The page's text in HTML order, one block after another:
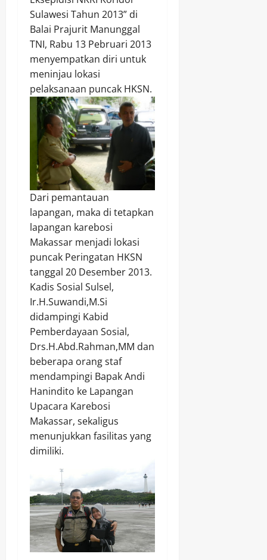
Sulawesi Tahun 2013” di
Balai Prajurit Manunggal
TNI, Rabu 13 Pebruari 2013
menyempatkan diri untuk
meninjau lokasi
pelaksanaan puncak HKSN.
Dari pemantauan
lapangan, maka di tetapkan
lapangan karebosi
Makassar menjadi lokasi
puncak Peringatan HKSN
tanggal 20 Desember 2013.
Kadis Sosial Sulsel,
Ir.H.Suwandi,M.Si
didampingi Kabid
Pemberdayaan Sosial,
Drs.H.Abd.Rahman,MM dan
beberapa orang staf
mendampingi Bapak Andi
Hanindito ke Lapangan
Upacara Karebosi
Makassar, sekaligus
menunjukkan fasilitas yang
dimiliki.